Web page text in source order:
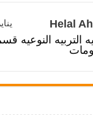
Helal يناير 18, 2024 في
التربيه النوعيه